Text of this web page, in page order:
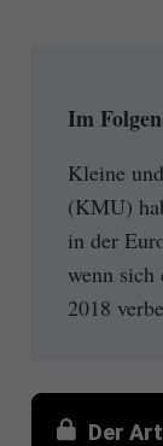
Im
Kleine
(KMU)
in der
wenn sich
2018
Der